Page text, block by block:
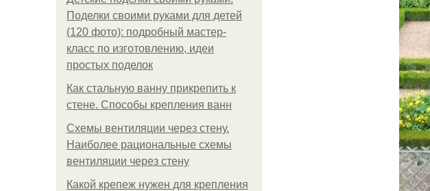
Поделки своими руками для детей
(120 фото): подробный мастер-
класс по изготовлению, идеи
простых поделок
Как стальную ванну прикрепить к
стене. Способы крепления ванн
Схемы вентиляции через стену.
Наиболее рациональные схемы
вентиляции через стену
Какой крепеж нужен для крепления